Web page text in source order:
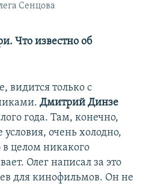
Сенцова
Что известно об
видится только с
Дмитрий Динзе
года. Там, конечно,
очень холодно,
целом никакого
Олег написал за это
для кинофильмов. Он не